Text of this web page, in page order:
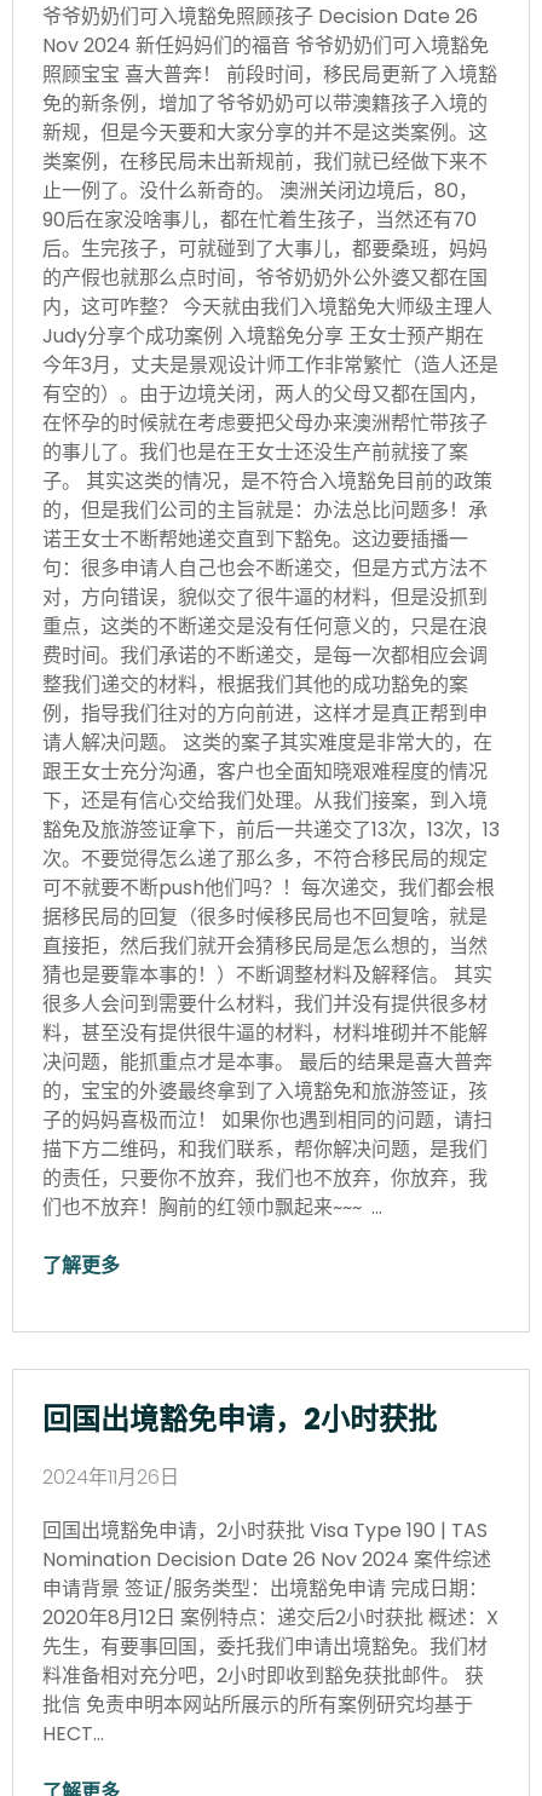
爷爷奶奶们可入境豁免照顾孩子 Decision Date 26
Nov 2024 新任妈妈们的福音 爷爷奶奶们可入境豁免
照顾宝宝 喜大普奔！ 前段时间，移民局更新了入境豁
免的新条例，增加了爷爷奶奶可以带澳籍孩子入境的
新规，但是今天要和大家分享的并不是这类案例。这
类案例，在移民局未出新规前，我们就已经做下来不
止一例了。没什么新奇的。 澳洲关闭边境后，80，
90后在家没啥事儿，都在忙着生孩子，当然还有70
后。生完孩子，可就碰到了大事儿，都要桑班，妈妈
的产假也就那么点时间，爷爷奶奶外公外婆又都在国
内，这可咋整？ 今天就由我们入境豁免大师级主理人
Judy分享个成功案例 入境豁免分享 王女士预产期在
今年3月，丈夫是景观设计师工作非常繁忙（造人还是
有空的）。由于边境关闭，两人的父母又都在国内，
在怀孕的时候就在考虑要把父母办来澳洲帮忙带孩子
的事儿了。我们也是在王女士还没生产前就接了案
子。 其实这类的情况，是不符合入境豁免目前的政策
的，但是我们公司的主旨就是：办法总比问题多！承
诺王女士不断帮她递交直到下豁免。这边要插播一
句：很多申请人自己也会不断递交，但是方式方法不
对，方向错误，貌似交了很牛逼的材料，但是没抓到
重点，这类的不断递交是没有任何意义的，只是在浪
费时间。我们承诺的不断递交，是每一次都相应会调
整我们递交的材料，根据我们其他的成功豁免的案
例，指导我们往对的方向前进，这样才是真正帮到申
请人解决问题。 这类的案子其实难度是非常大的，在
跟王女士充分沟通，客户也全面知晓艰难程度的情况
下，还是有信心交给我们处理。从我们接案，到入境
豁免及旅游签证拿下，前后一共递交了13次，13次，13
次。不要觉得怎么递了那么多，不符合移民局的规定
可不就要不断push他们吗？！每次递交，我们都会根
据移民局的回复（很多时候移民局也不回复啥，就是
直接拒，然后我们就开会猜移民局是怎么想的，当然
猜也是要靠本事的！）不断调整材料及解释信。 其实
很多人会问到需要什么材料，我们并没有提供很多材
料，甚至没有提供很牛逼的材料，材料堆砌并不能解
决问题，能抓重点才是本事。 最后的结果是喜大普奔
的，宝宝的外婆最终拿到了入境豁免和旅游签证，孩
子的妈妈喜极而泣！ 如果你也遇到相同的问题，请扫
描下方二维码，和我们联系，帮你解决问题，是我们
的责任，只要你不放弃，我们也不放弃，你放弃，我
们也不放弃！胸前的红领巾飘起来~~~ …
了解更多
回国出境豁免申请，2小时获批
2024年11月26日
回国出境豁免申请，2小时获批 Visa Type 190 | TAS
Nomination Decision Date 26 Nov 2024 案件综述
申请背景 签证/服务类型：出境豁免申请 完成日期：
2020年8月12日 案例特点：递交后2小时获批 概述：X
先生，有要事回国，委托我们申请出境豁免。我们材
料准备相对充分吧，2小时即收到豁免获批邮件。 获
批信 免责申明本网站所展示的所有案例研究均基于
HECT…